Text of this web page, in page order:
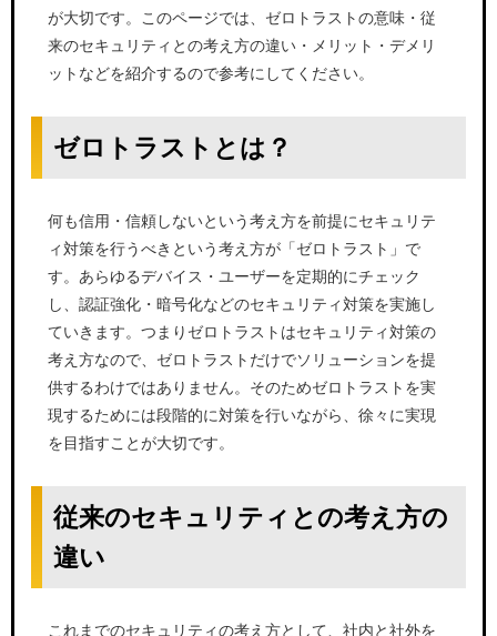
が大切です。このページでは、ゼロトラストの意味・従
来のセキュリティとの考え方の違い・メリット・デメリ
ットなどを紹介するので参考にしてください。
ゼロトラストとは？
何も信用・信頼しないという考え方を前提にセキュリテ
ィ対策を行うべきという考え方が「ゼロトラスト」で
す。あらゆるデバイス・ユーザーを定期的にチェック
し、認証強化・暗号化などのセキュリティ対策を実施し
ていきます。つまりゼロトラストはセキュリティ対策の
考え方なので、ゼロトラストだけでソリューションを提
供するわけではありません。そのためゼロトラストを実
現するためには段階的に対策を行いながら、徐々に実現
を目指すことが大切です。
従来のセキュリティとの考え方の
違い
これまでのセキュリティの考え方として、社内と社外を